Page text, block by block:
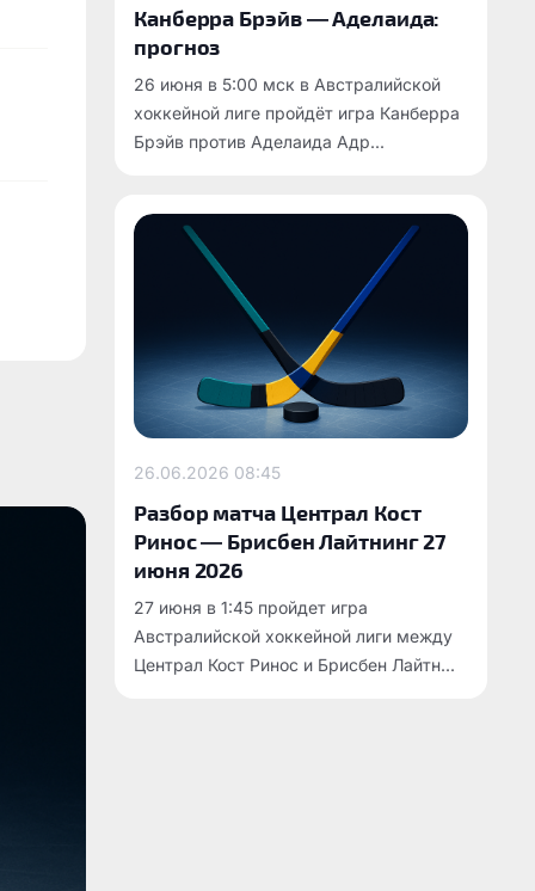
Канберра Брэйв — Аделаида:
прогноз
26 июня в 5:00 мск в Австралийской
хоккейной лиге пройдёт игра Канберра
Брэйв против Аделаида Адр...
26.06.2026 08:45
Разбор матча Централ Кост
Ринос — Брисбен Лайтнинг 27
июня 2026
27 июня в 1:45 пройдет игра
Австралийской хоккейной лиги между
Централ Кост Ринос и Брисбен Лайтн...